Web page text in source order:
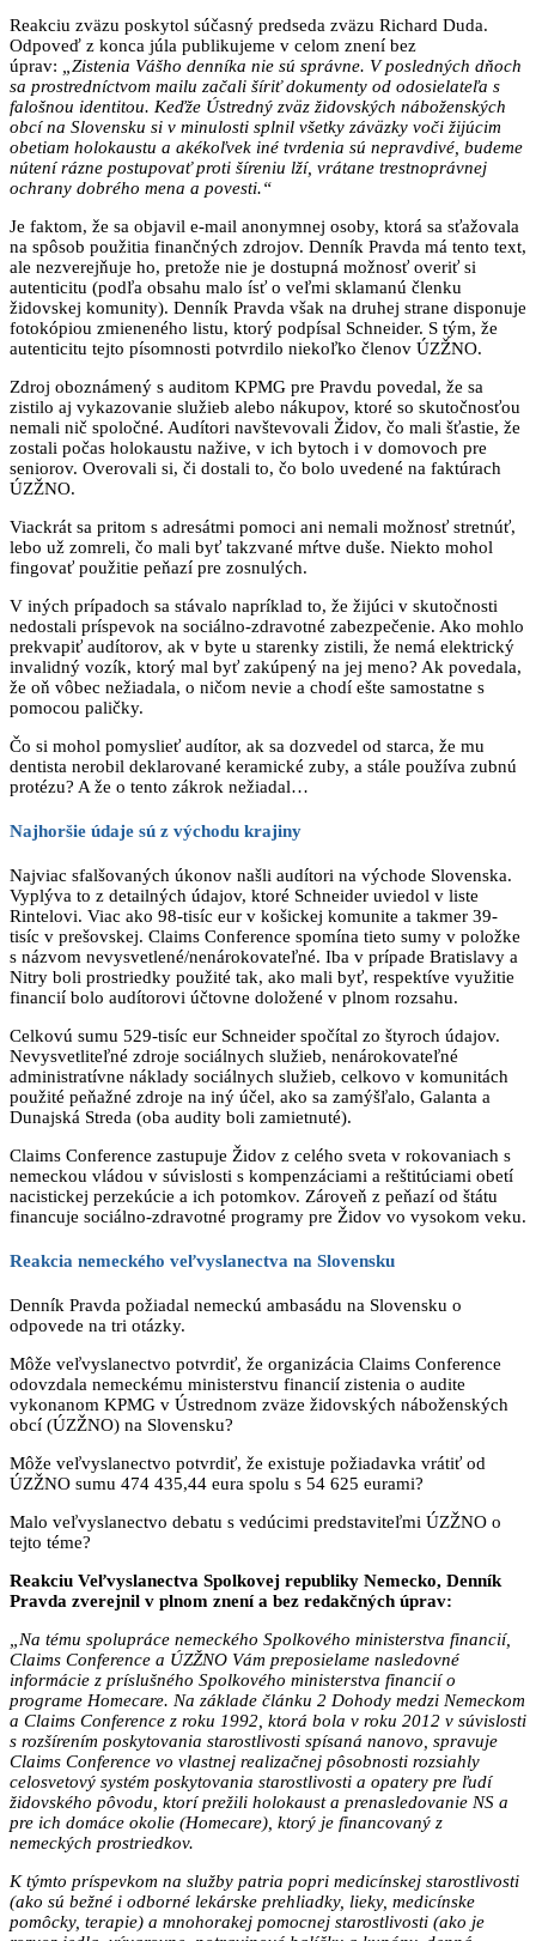
Reakciu zväzu poskytol súčasný predseda zväzu Richard Duda.
Odpoveď z konca júla publikujeme v celom znení bez
úprav:
„Zistenia Vášho denníka nie sú správne. V posledných dňoch
sa prostredníctvom mailu začali šíriť dokumenty od odosielateľa s
falošnou identitou. Keďže Ústredný zväz židovských náboženských
obcí na Slovensku si v minulosti splnil všetky záväzky voči žijúcim
obetiam holokaustu a akékoľvek iné tvrdenia sú nepravdivé, budeme
nútení rázne postupovať proti šíreniu lží, vrátane trestnoprávnej
ochrany dobrého mena a povesti.“
Je faktom, že sa objavil e-mail anonymnej osoby, ktorá sa sťažovala
na spôsob použitia finančných zdrojov. Denník Pravda má tento text,
ale nezverejňuje ho, pretože nie je dostupná možnosť overiť si
autenticitu (podľa obsahu malo ísť o veľmi sklamanú členku
židovskej komunity). Denník Pravda však na druhej strane disponuje
fotokópiou zmieneného listu, ktorý podpísal Schneider. S tým, že
autenticitu tejto písomnosti potvrdilo niekoľko členov ÚZŽNO.
Zdroj oboznámený s auditom KPMG pre Pravdu povedal, že sa
zistilo aj vykazovanie služieb alebo nákupov, ktoré so skutočnosťou
nemali nič spoločné. Audítori navštevovali Židov, čo mali šťastie, že
zostali počas holokaustu nažive, v ich bytoch i v domovoch pre
seniorov. Overovali si, či dostali to, čo bolo uvedené na faktúrach
ÚZŽNO.
Viackrát sa pritom s adresátmi pomoci ani nemali možnosť stretnúť,
lebo už zomreli, čo mali byť takzvané mŕtve duše. Niekto mohol
fingovať použitie peňazí pre zosnulých.
V iných prípadoch sa stávalo napríklad to, že žijúci v skutočnosti
nedostali príspevok na sociálno-zdravotné zabezpečenie. Ako mohlo
prekvapiť audítorov, ak v byte u starenky zistili, že nemá elektrický
invalidný vozík, ktorý mal byť zakúpený na jej meno? Ak povedala,
že oň vôbec nežiadala, o ničom nevie a chodí ešte samostatne s
pomocou paličky.
Čo si mohol pomyslieť audítor, ak sa dozvedel od starca, že mu
dentista nerobil deklarované keramické zuby, a stále používa zubnú
protézu? A že o tento zákrok nežiadal…
Najhoršie údaje sú z východu krajiny
Najviac sfalšovaných úkonov našli audítori na východe Slovenska.
Vyplýva to z detailných údajov, ktoré Schneider uviedol v liste
Rintelovi. Viac ako 98-tisíc eur v košickej komunite a takmer 39-
tisíc v prešovskej. Claims Conference spomína tieto sumy v položke
s názvom nevysvetlené/ne­nárokovateľné. Iba v prípade Bratislavy a
Nitry boli prostriedky použité tak, ako mali byť, respektíve využitie
financií bolo audítorovi účtovne doložené v plnom rozsahu.
Celkovú sumu 529-tisíc eur Schneider spočítal zo štyroch údajov.
Nevysvetliteľné zdroje sociálnych služieb, nenárokovateľné
administratívne náklady sociálnych služieb, celkovo v komunitách
použité peňažné zdroje na iný účel, ako sa zamýšľalo, Galanta a
Dunajská Streda (oba audity boli zamietnuté).
Claims Conference zastupuje Židov z celého sveta v rokovaniach s
nemeckou vládou v súvislosti s kompenzáciami a reštitúciami obetí
nacistickej perzekúcie a ich potomkov. Zároveň z peňazí od štátu
financuje sociálno-zdravotné programy pre Židov vo vysokom veku.
Reakcia nemeckého veľvyslanectva na Slovensku
Denník Pravda požiadal nemeckú ambasádu na Slovensku o
odpovede na tri otázky.
Môže veľvyslanectvo potvrdiť, že organizácia Claims Conference
odovzdala nemeckému ministerstvu financií zistenia o audite
vykonanom KPMG v Ústrednom zväze židovských náboženských
obcí (ÚZŽNO) na Slovensku?
Môže veľvyslanectvo potvrdiť, že existuje požiadavka vrátiť od
ÚZŽNO sumu 474 435,44 eura spolu s 54 625 eurami?
Malo veľvyslanectvo debatu s vedúcimi predstaviteľmi ÚZŽNO o
tejto téme?
Reakciu Veľvyslanectva Spolkovej republiky Nemecko, Denník
Pravda zverejnil v plnom znení a bez redakčných úprav:
„Na tému spolupráce nemeckého Spolkového ministerstva financií,
Claims Conference a ÚZŽNO Vám preposielame nasledovné
informácie z príslušného Spolkového ministerstva financií o
programe Homecare. Na základe článku 2 Dohody medzi Nemeckom
a Claims Conference z roku 1992, ktorá bola v roku 2012 v súvislosti
s rozšírením poskytovania starostlivosti spísaná nanovo, spravuje
Claims Conference vo vlastnej realizačnej pôsobnosti rozsiahly
celosvetový systém poskytovania starostlivosti a opatery pre ľudí
židovského pôvodu, ktorí prežili holokaust a prenasledovanie NS a
pre ich domáce okolie (Homecare), ktorý je financovaný z
nemeckých prostriedkov.
K týmto príspevkom na služby patria popri medicínskej starostlivosti
(ako sú bežné i odborné lekárske prehliadky, lieky, medicínske
pomôcky, terapie) a mnohorakej pomocnej starostlivosti (ako je